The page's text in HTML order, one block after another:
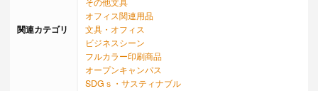
関連カテゴリ
オフィス関連用品
文具・オフィス
ビジネスシーン
フルカラー印刷商品
オープンキャンパス
SDGｓ・サスティナブル